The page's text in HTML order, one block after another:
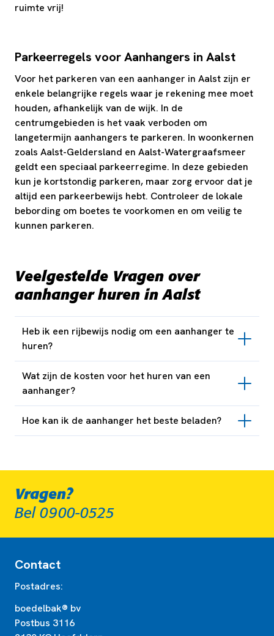
ruimte vrij!
Parkeerregels voor Aanhangers in Aalst
Voor het parkeren van een aanhanger in Aalst zijn er
enkele belangrijke regels waar je rekening mee moet
houden, afhankelijk van de wijk. In de
centrumgebieden is het vaak verboden om
langetermijn aanhangers te parkeren. In woonkernen
zoals Aalst-Geldersland en Aalst-Watergraafsmeer
geldt een speciaal parkeerregime. In deze gebieden
kun je kortstondig parkeren, maar zorg ervoor dat je
altijd een parkeerbewijs hebt. Controleer de lokale
bebording om boetes te voorkomen en om veilig te
kunnen parkeren.
Veelgestelde Vragen over
aanhanger huren in Aalst
Heb ik een rijbewijs nodig om een aanhanger te
huren?
Wat zijn de kosten voor het huren van een
aanhanger?
Hoe kan ik de aanhanger het beste beladen?
Vragen?
Bel 0900-0525
Contact
Postadres:
boedelbak® bv
Postbus 3116